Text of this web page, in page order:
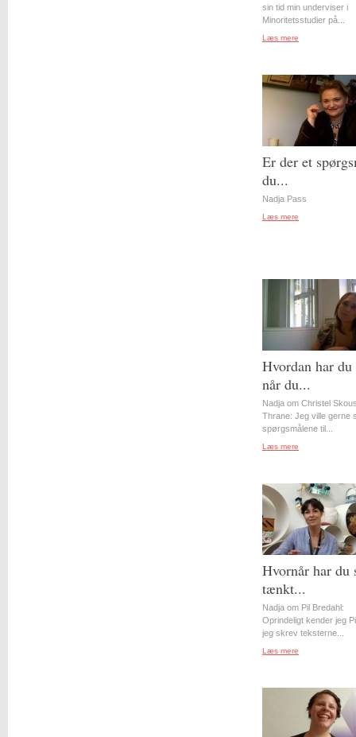
sin tid min underviser i
Minoritetsstudier på...
Læs mere
Er der et
du...
Nadja Pass
Læs mere
Hvordan har du
når du...
Nadja om Christel
Thrane: Jeg ville gerne
spørgsmålene til...
Læs mere
Hvornår har du
tænkt...
Nadja om Pil Bredahl:
Oprindeligt kender jeg
jeg skrev teksterne...
Læs mere